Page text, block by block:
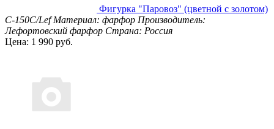
Фигурка "Паровоз" (цветной с золотом)
С-150С/Lef Материал: фарфор Производитель:
Лефортовский фарфор Страна: Россия
Цена: 1 990 руб.